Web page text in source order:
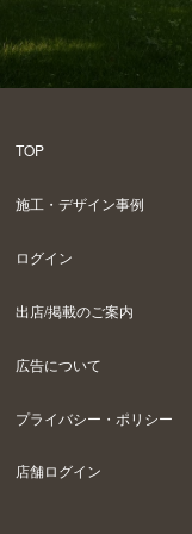
TOP
施工・デザイン事例
ログイン
出店/掲載のご案内
広告について
プライバシー・ポリシー
店舗ログイン